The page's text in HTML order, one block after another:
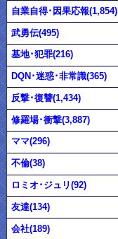
自業自得･因果応報(1,854)
武勇伝(495)
基地･犯罪(216)
DQN･迷惑･非常識(365)
反撃･復讐(1,434)
修羅場･衝撃(3,887)
ママ(296)
不倫(38)
ロミオ･ジュリ(92)
友達(134)
会社(189)